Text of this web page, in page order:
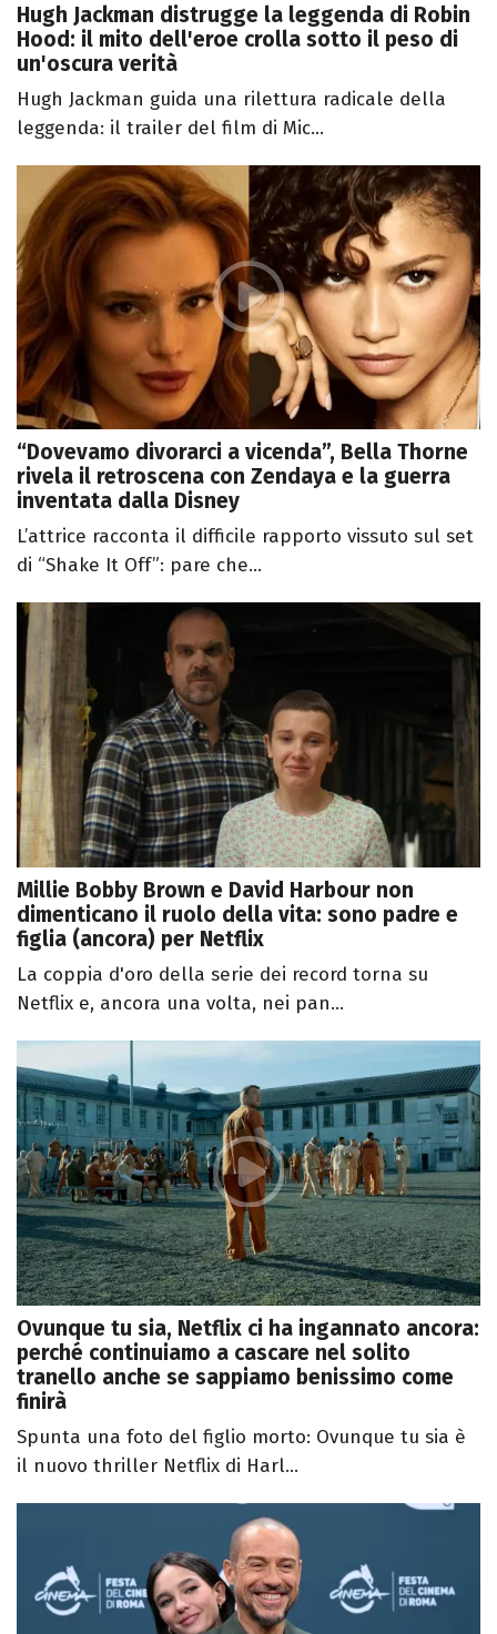
Hugh Jackman distrugge la leggenda di Robin
Hood: il mito dell'eroe crolla sotto il peso di
un'oscura verità
Hugh Jackman guida una rilettura radicale della
leggenda: il trailer del film di Mic...
“Dovevamo divorarci a vicenda”, Bella Thorne
rivela il retroscena con Zendaya e la guerra
inventata dalla Disney
L’attrice racconta il difficile rapporto vissuto sul set
di “Shake It Off”: pare che...
Millie Bobby Brown e David Harbour non
dimenticano il ruolo della vita: sono padre e
figlia (ancora) per Netflix
La coppia d'oro della serie dei record torna su
Netflix e, ancora una volta, nei pan...
Ovunque tu sia, Netflix ci ha ingannato ancora:
perché continuiamo a cascare nel solito
tranello anche se sappiamo benissimo come
finirà
Spunta una foto del figlio morto: Ovunque tu sia è
il nuovo thriller Netflix di Harl...